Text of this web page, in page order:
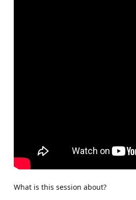
What is this session about?